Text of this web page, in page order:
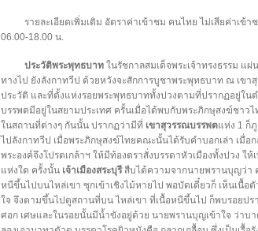
รายละเอียดเพิ่มเติม อัตราค่าเข้าชม คนไทย ไม่เสียค่าเข้
06.00-18.00 น.
ประวัติพระพุทธบาท ในรัชกาลสมเด็จพระเจ้าทรงธรรม แ
ทางไป ยังลังกาทวีป ด้วยหวังจะสักการบูชาพระพุทธบาท ณ เขา
ประวัติ และที่ตั้งแห่งรอยพระพุทธบาททั้งปวงตามที่ปรากฏอยู่ใ
บรรพตมีอยู่ในสยามประเทศ ครั้นเมื่อได้พบกับพระภิกษุสงฆ์ชา
ในสถานที่ต่างๆ กันนั้น ปรากฏว่ามีที่ เขาสุวรรณบรรพตแห่ง 1 ก็
ไปลังกาทวีป เมื่อพระภิกษุสงฆ์ไทยคณะนั้นได้รับคำบอกเล่า เมื่อ
พระองค์จึงโปรดเกล้าฯ ให้มีท้องตราสั่งบรรดาหัวเมืองทั้งปวง
แห่งใด ครั้งนั้น เจ้าเมืองสระบุรีสืบได้ความจากนายพรานบุญว่า ค
หนีขึ้นไปบนไหล่เขา ซุกเข้าเชิงไม้หายไป พอบัดเดี๋ยวก็ เห็นเนื้
ใจ จึงตามขึ้นไปดูสถานที่บน ไหล่เขา ที่เนื้อหนีขึ้นไป ก็พบรอยป
ศอก เศษและในรอยนั้นมีน้ำขังอยู่ด้วย นายพรานบุญเข้าใจ ว่าบ